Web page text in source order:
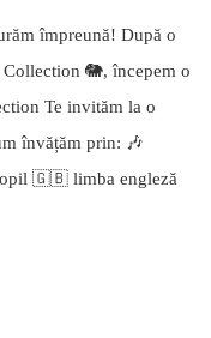
împreună! După o
🐘, începem o
Te invităm la o
învățăm prin: 🎶
🇬🇧 limba engleză